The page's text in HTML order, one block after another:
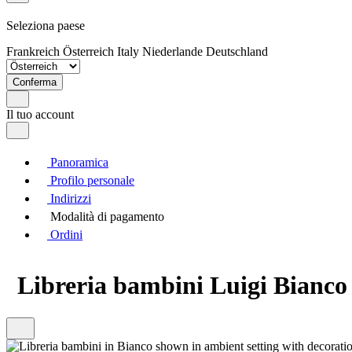
Seleziona paese
Frankreich Österreich Italy Niederlande Deutschland
Conferma
Il tuo account
Panoramica
Profilo personale
Indirizzi
Modalità di pagamento
Ordini
Libreria bambini Luigi Bianco